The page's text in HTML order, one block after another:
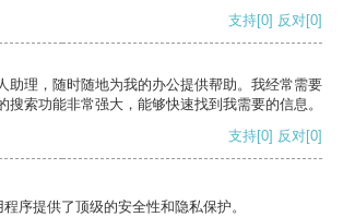
支持[0] 反对[0]
助理，随时随地为我的办公提供帮助。我经常需要
搜索功能非常强大，能够快速找到我需要的信息。
支持[0] 反对[0]
序提供了顶级的安全性和隐私保护。